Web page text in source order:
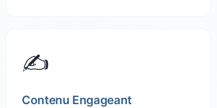
✍️
Contenu Engageant